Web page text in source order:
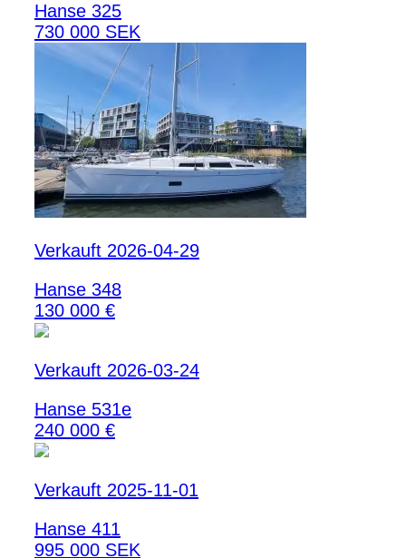
Hanse 325
730 000 SEK
Verkauft 2026-04-29
Hanse 348
130 000 €
Verkauft 2026-03-24
Hanse 531e
240 000 €
Verkauft 2025-11-01
Hanse 411
995 000 SEK